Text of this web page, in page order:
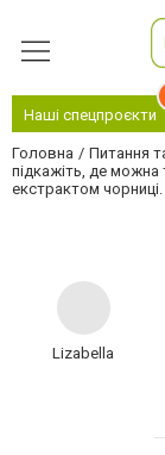
Наші спецпроєкти
Головна Питання
підкажіть, де можна
екстрактом чорниці.
Lizabella